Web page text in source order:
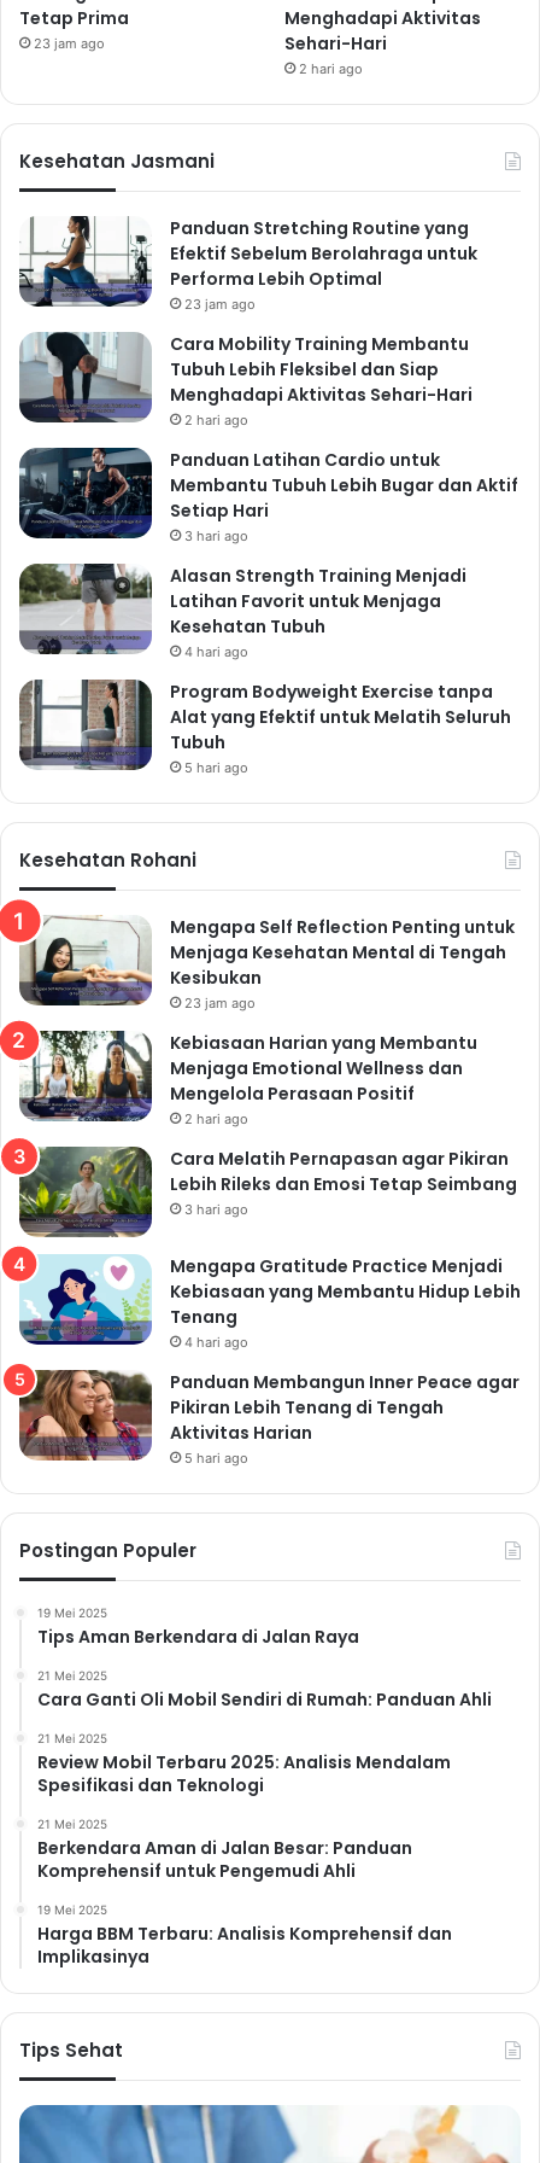
spiritual keluarga. Melalui doa, kita dapat menyatukan
hati dan meminta bimbingan Tuhan dalam
menghadapi tantangan kehidupan. Ibadah bersama,
baik itu di rumah atau di tempat ibadah, membangun
keluarga. Menciptakan kebiasaan berdoa bersama
suasana damai dan harmonis dalam keluarga.
Menciptakan Suasana Spiritual
di Rumah
Suasana spiritual di rumah dapat diciptakan melalui
berbagai cara, seperti membaca kitab suci bersama,
mendengarkan musik religi, atau melakukan kegiatan
keluarga untuk selalu terhubung dengan nilai-nilai
spiritual dan memperkuat ikatan batin.
Mencari Dukungan Rohani dari
Luar Keluarga
Tidak ada salahnya mencari dukungan rohani dari luar
keluarga, misalnya dengan bergabung dalam
pemuka agama. Hal ini dapat memberikan perspektif
baru dan memperkaya pemahaman spiritual keluarga.
Pentingnya Pengampunan
dan Toleransi
Pengampunan dan toleransi adalah kunci penting
dalam menjaga kesehatan rohani keluarga. Kesalahan
dan kekurangan adalah hal yang manusiawi.
Belajarlah untuk saling memaafkan dan menerima
kekurangan satu sama lain. Toleransi terhadap
perbedaan pendapat dan gaya hidup juga sangat
penting untuk menciptakan suasana yang harmonis.
Menerima Perbedaan Individu
Setiap anggota keluarga memiliki kepribadian, minat,
dan bakat yang berbeda. Menerima perbedaan ini
dengan lapang dada adalah kunci penting dalam
menjaga keharmonisan keluarga. Jangan memaksakan
kehendak pada anggota keluarga lainnya.
Read Also:
Bangkitkan Pola Pikir Positif dan Kecerdasan
Emosional: Kunci Utama Pengembangan Diri
untuk Kebahagiaan Sejati dan Produktivitas
Rahasia Kesehatan Rohani Optimal:
Menemukan Ketenangan Batin dan
Keseimbangan Hidup Melalui Praktik Spiritual
Sehari-hari
Pemahaman
Usahakan untuk memahami perspektif anggota
keluarga lainnya. Berempatilah terhadap perasaan
dan kesulitan yang mereka alami. Cobalah untuk
melihat situasi dari sudut pandang mereka.
Membangun Tradisi dan
Ritual Keluarga
Memiliki tradisi dan ritual keluarga dapat memperkuat
ikatan dan menciptakan kenangan indah yang akan
dikenang selamanya. Tradisi dan ritual ini dapat
berupa kegiatan sederhana, seperti makan malam
bersama setiap minggu, perayaan hari besar
Tetap Prima
23 jam ago
Menghadapi Aktivitas
Sehari-Hari
2 hari ago
Kesehatan Jasmani
Panduan Stretching Routine yang
Efektif Sebelum Berolahraga untuk
Performa Lebih Optimal
23 jam ago
Cara Mobility Training Membantu
Tubuh Lebih Fleksibel dan Siap
Menghadapi Aktivitas Sehari-Hari
2 hari ago
Panduan Latihan Cardio untuk
Membantu Tubuh Lebih Bugar dan Aktif
Setiap Hari
3 hari ago
Alasan Strength Training Menjadi
Latihan Favorit untuk Menjaga
Kesehatan Tubuh
4 hari ago
Program Bodyweight Exercise tanpa
Alat yang Efektif untuk Melatih Seluruh
Tubuh
5 hari ago
Kesehatan Rohani
Mengapa Self Reflection Penting untuk
Menjaga Kesehatan Mental di Tengah
Kesibukan
23 jam ago
Kebiasaan Harian yang Membantu
Menjaga Emotional Wellness dan
Mengelola Perasaan Positif
2 hari ago
Cara Melatih Pernapasan agar Pikiran
Lebih Rileks dan Emosi Tetap Seimbang
3 hari ago
Mengapa Gratitude Practice Menjadi
Kebiasaan yang Membantu Hidup Lebih
Tenang
4 hari ago
Panduan Membangun Inner Peace agar
Pikiran Lebih Tenang di Tengah
Aktivitas Harian
5 hari ago
Postingan Populer
19 Mei 2025
Tips Aman Berkendara di Jalan Raya
21 Mei 2025
Cara Ganti Oli Mobil Sendiri di Rumah: Panduan Ahli
21 Mei 2025
Review Mobil Terbaru 2025: Analisis Mendalam
Spesifikasi dan Teknologi
21 Mei 2025
Berkendara Aman di Jalan Besar: Panduan
Komprehensif untuk Pengemudi Ahli
19 Mei 2025
Harga BBM Terbaru: Analisis Komprehensif dan
Implikasinya
Tips Sehat